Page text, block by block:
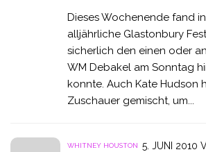
Dieses Wochenende fand
alljährliche Glastonbury
sicherlich den einen oder
WM Debakel am Sonntag
konnte. Auch Kate Hudson
Zuschauer gemischt, um...
WHITNEY HOUSTON 5. JUNI 2010